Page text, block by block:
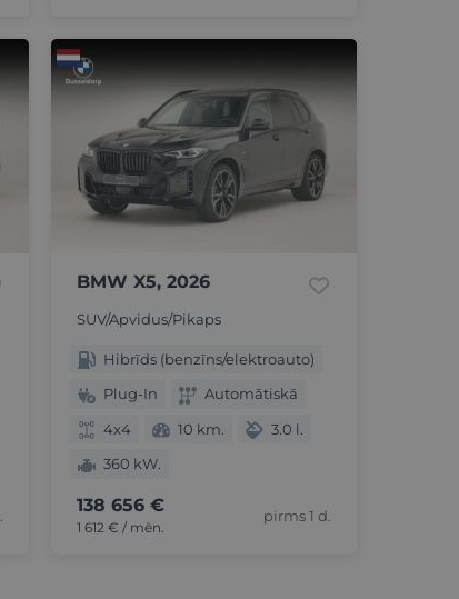
BMW X5, 2026
SUV/Apvidus/Pikaps
Hibrīds (benzīns/elektroauto)
Plug-In
Automātiskā
4x4
10 km.
3.0 l.
360 kW.
138 656 €
1 612 € / mēn.
pirms 1 d.